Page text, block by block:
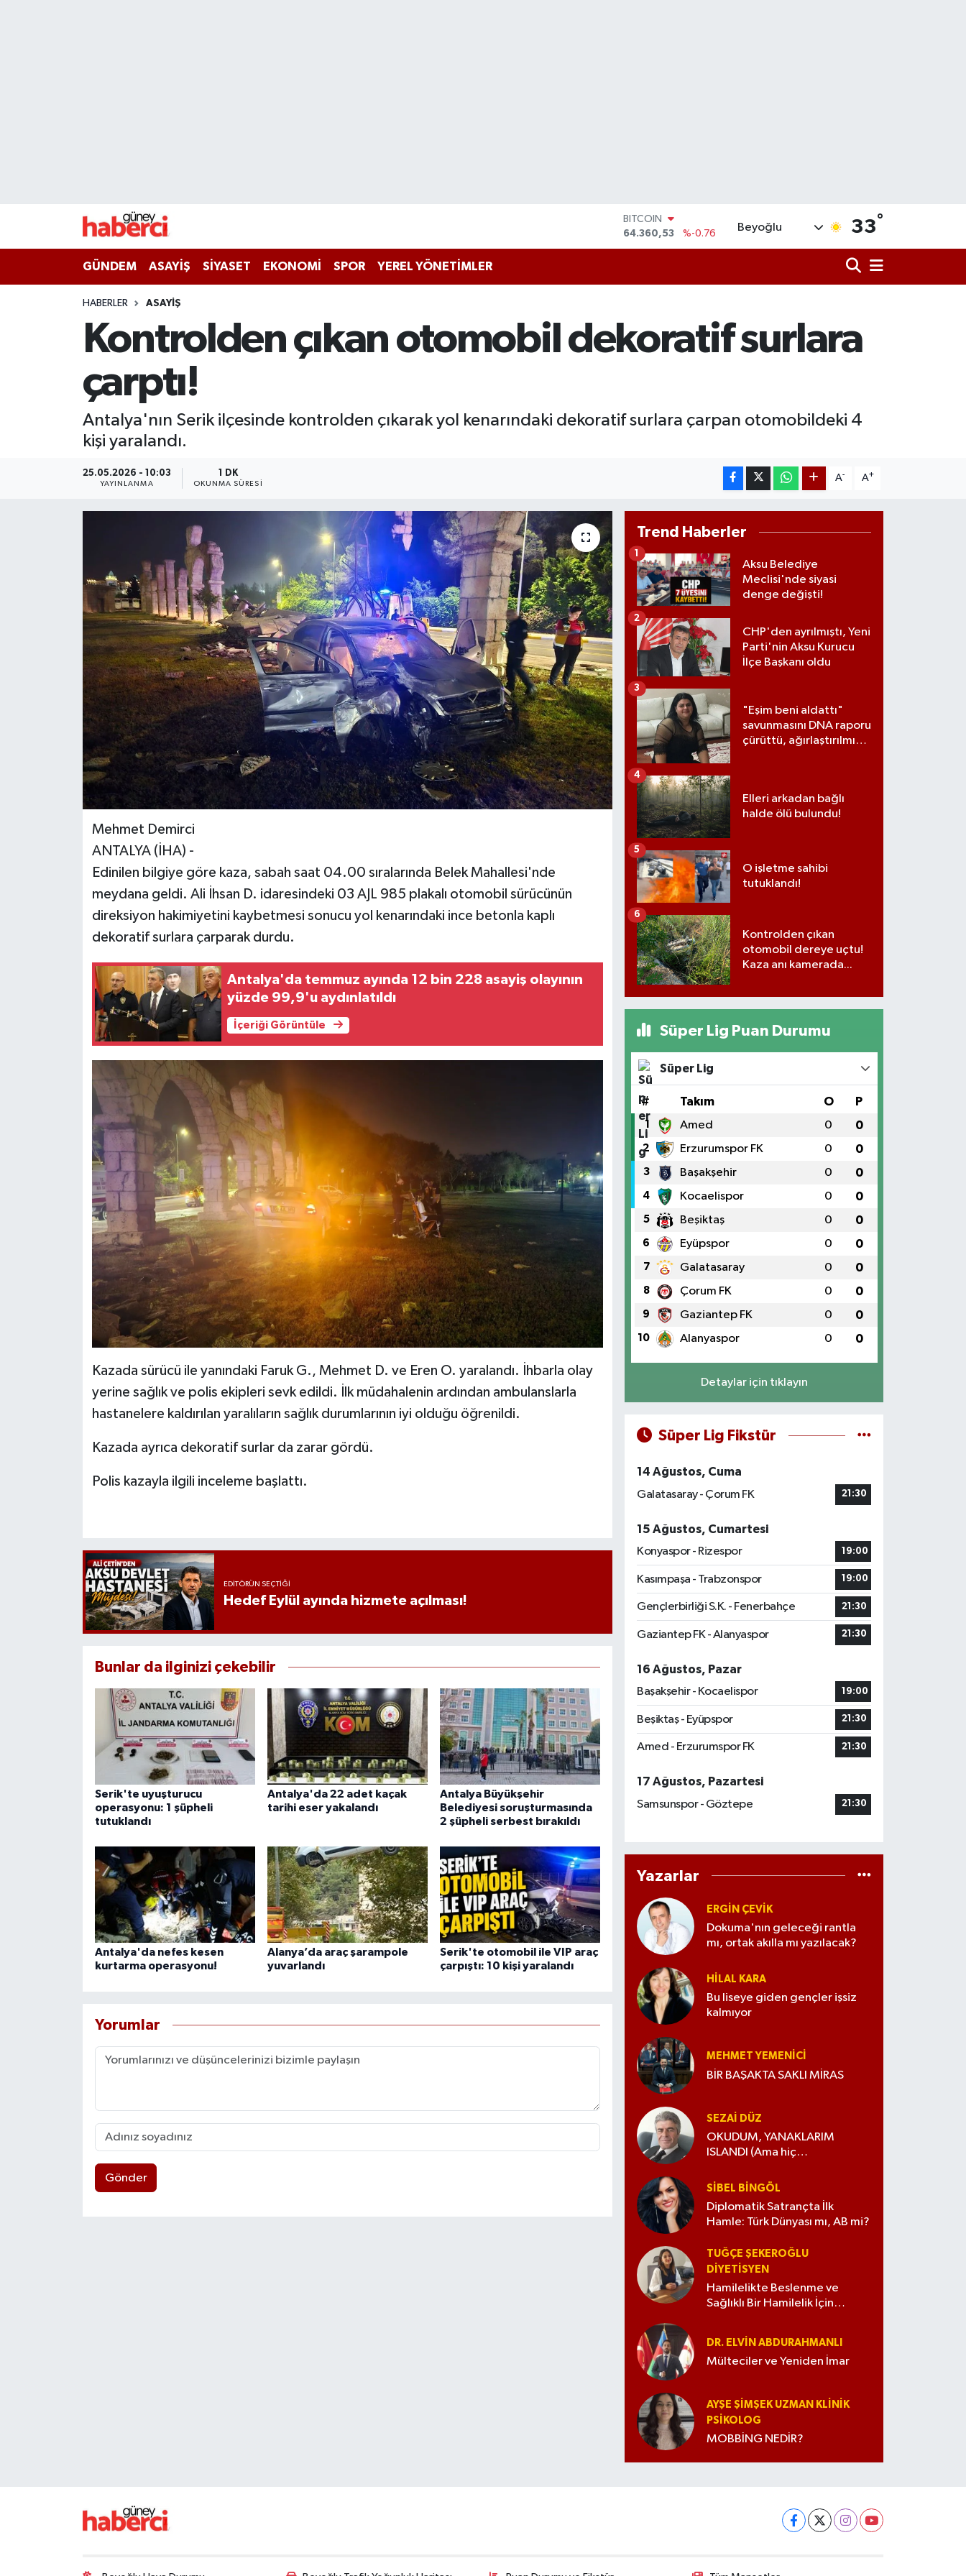
DOLAR
47,7069
%0.17
EURO
6618.49
BİST100
13.887
%64
Beyoğlu 33°
GÜNDEM ASAYİŞ SİYASET EKONOMİ SPOR YEREL YÖNETİMLER
HABERLER ASAYİŞ
Kontrolden çıkan otomobil dekoratif surlara
çarptı!
Antalya'nın Serik ilçesinde kontrolden çıkarak yol kenarındaki dekoratif surlara çarpan otomobildeki 4
kişi yaralandı.
25.05.2026 - 10:03
YAYINLANMA
1 DK
OKUNMA SÜRESI
A- A+
Mehmet Demirci
ANTALYA (İHA) -
Edinilen bilgiye göre kaza, sabah saat 04.00 sıralarında Belek Mahallesi'nde
meydana geldi. Ali İhsan D. idaresindeki 03 AJL 985 plakalı otomobil sürücünün
direksiyon hakimiyetini kaybetmesi sonucu yol kenarındaki ince betonla kaplı
dekoratif surlara çarparak durdu.
Antalya'da temmuz ayında 12 bin 228 asayiş olayının
yüzde 99,9'u aydınlatıldı
İçeriği Görüntüle
Kazada sürücü ile yanındaki Faruk G., Mehmet D. ve Eren O. yaralandı. İhbarla olay
yerine sağlık ve polis ekipleri sevk edildi. İlk müdahalenin ardından ambulanslarla
hastanelere kaldırılan yaralıların sağlık durumlarının iyi olduğu öğrenildi.
Kazada ayrıca dekoratif surlar da zarar gördü.
Polis kazayla ilgili inceleme başlattı.
EDITÖRÜN SEÇTIĞI
Hedef Eylül ayında hizmete açılması!
Bunlar da ilginizi çekebilir
Serik'te uyuşturucu
operasyonu: 1 şüpheli
tutuklandı
Antalya'da 22 adet kaçak
tarihi eser yakalandı
Antalya Büyükşehir
Belediyesi soruşturmasında
2 şüpheli serbest bırakıldı
Antalya'da nefes kesen
kurtarma operasyonu!
Alanya’da araç şarampole
yuvarlandı
Serik'te otomobil ile VIP araç
çarpıştı: 10 kişi yaralandı
Yorumlar
Gönder
Trend Haberler
Aksu Belediye
Meclisi'nde siyasi
denge değişti!
1
CHP'den ayrılmıştı, Yeni
Parti'nin Aksu Kurucu
İlçe Başkanı oldu
2
"Eşim beni aldattı"
savunmasını DNA raporu
çürüttü, ağırlaştırılmış
3
Elleri arkadan bağlı
halde ölü bulundu!
4
O işletme sahibi
tutuklandı!
5
Kontrolden çıkan
otomobil dereye uçtu!
Kaza anı kamerada...
6
Süper Lig Puan Durumu
Süper Lig
# Takım O P
1 Amed 0 0
2 Erzurumspor FK 0 0
3 Başakşehir 0 0
4 Kocaelispor 0 0
5 Beşiktaş 0 0
6 Eyüpspor 0 0
7 Galatasaray 0 0
8 Çorum FK 0 0
9 Gaziantep FK 0 0
10 Alanyaspor 0 0
Detaylar için tıklayın
Süper Lig Fikstür
14 Ağustos, Cuma
Galatasaray - Çorum FK
21:30
15 Ağustos, Cumartesi
Konyaspor - Rizespor
19:00
Kasımpaşa - Trabzonspor 19:00
Gençlerbirliği S.K. - Fenerbahçe 21:30
Gaziantep FK - Alanyaspor 21:30
16 Ağustos, Pazar
Başakşehir - Kocaelispor
19:00
Beşiktaş - Eyüpspor 21:30
Amed - Erzurumspor FK 21:30
17 Ağustos, Pazartesi
Samsunspor - Göztepe
21:30
Yazarlar
ERGIN ÇEVİK
Dokuma'nın geleceği rantla
mı, ortak akılla mı yazılacak?
HILAL KARA
Bu liseye giden gençler işsiz
kalmıyor
MEHMET YEMENICI
BİR BAŞAKTA SAKLI MİRAS
SEZAI DÜZ
OKUDUM, YANAKLARIM
ISLANDI (Ama hiç
SIBEL BINGÖL
Diplomatik Satrançta İlk
Hamle: Türk Dünyası mı, AB mi?
TUĞÇE ŞEKEROĞLU
DIYETISYEN
Hamilelikte Beslenme ve
Sağlıklı Bir Hamilelik İçin
DR. ELVIN ABDURAHMANLI
Mülteciler ve Yeniden İmar
AYŞE ŞIMŞEK UZMAN KLINIK
PSIKOLOG
MOBBİNG NEDİR?
Haber Arşivi